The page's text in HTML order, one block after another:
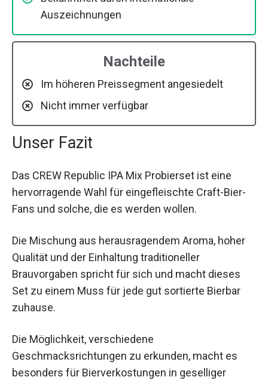
Auszeichnungen
Nachteile
Im höheren Preissegment angesiedelt
Nicht immer verfügbar
Unser Fazit
Das CREW Republic IPA Mix Probierset ist eine
hervorragende Wahl für eingefleischte Craft-Bier-
Fans und solche, die es werden wollen.
Die Mischung aus herausragendem Aroma, hoher
Qualität und der Einhaltung traditioneller
Brauvorgaben spricht für sich und macht dieses
Set zu einem Muss für jede gut sortierte Bierbar
zuhause.
Die Möglichkeit, verschiedene
Geschmacksrichtungen zu erkunden, macht es
besonders für Bierverkostungen in geselliger